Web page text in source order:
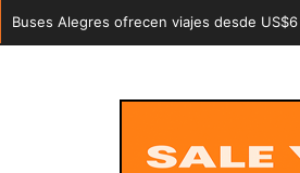
Capturan a dos adolescentes señalados